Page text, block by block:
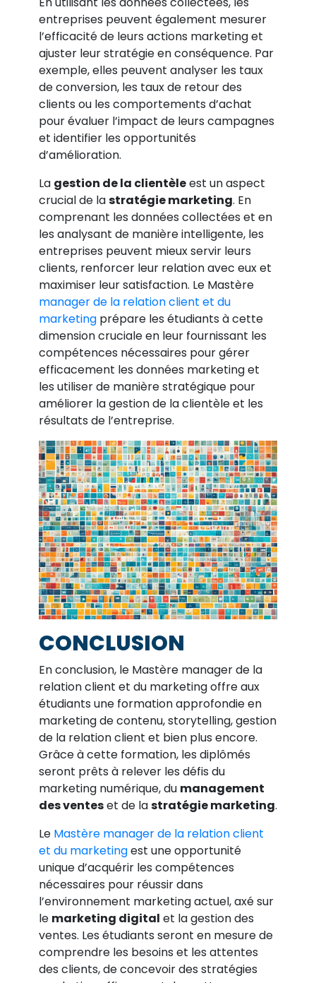
entreprises peuvent également mesurer
l’efficacité de leurs actions marketing et
ajuster leur stratégie en conséquence. Par
exemple, elles peuvent analyser les taux
de conversion, les taux de retour des
clients ou les comportements d’achat
pour évaluer l’impact de leurs campagnes
et identifier les opportunités
d’amélioration.
La gestion de la clientèleest un aspect
crucial de lastratégie marketing. En
comprenant les données collectées et en
les analysant de manière intelligente, les
entreprises peuvent mieux servir leurs
clients, renforcer leur relation avec eux et
maximiser leur satisfaction. Le Mastère
manager de la relation client et du
marketing prépare les étudiants à cette
dimension cruciale en leur fournissant les
compétences nécessaires pour gérer
efficacement les données marketing et
les utiliser de manière stratégique pour
améliorer la gestion de la clientèle et les
résultats de l’entreprise.
CONCLUSION
En conclusion, le Mastère manager de la
relation client et du marketing offre aux
étudiants une formation approfondie en
marketing de contenu, storytelling, gestion
de la relation client et bien plus encore.
Grâce à cette formation, les diplômés
seront prêts à relever les défis du
marketing numérique, du management
des venteset de lastratégie marketing.
Le Mastère manager de la relation client
et du marketingest une opportunité
unique d’acquérir les compétences
nécessaires pour réussir dans
l’environnement marketing actuel, axé sur
le marketing digital et la gestion des
ventes. Les étudiants seront en mesure de
comprendre les besoins et les attentes
des clients, de concevoir des stratégies